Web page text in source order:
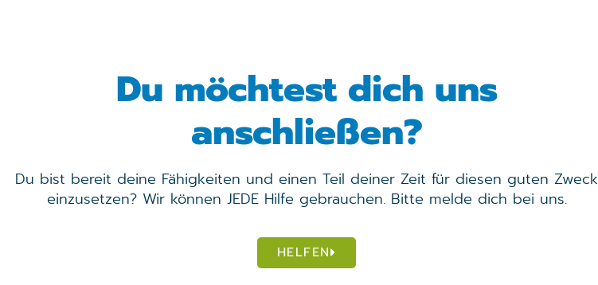
Du möchtest dich uns
anschließen?
Du bist bereit deine Fähigkeiten und einen Teil deiner Zeit für diesen guten Zweck
einzusetzen? Wir können JEDE Hilfe gebrauchen. Bitte melde dich bei uns.
HELFEN